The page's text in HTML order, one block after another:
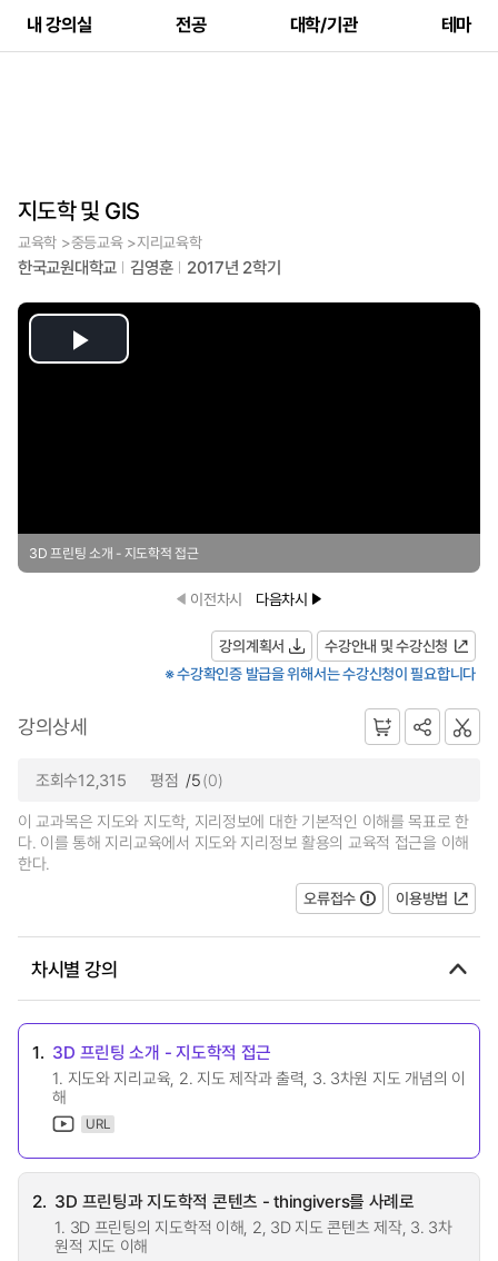
내 강의실 전공 대학/기관 테마
지도학 및 GIS
교육학 >중등교육 >지리교육학
한국교원대학교 김영훈 2017년 2학기
Play
3D 프린팅 소개 - 지도학적 접근
이전차시 다음차시
강의계획서
수강안내 및 수강신청
※ 수강확인증 발급을 위해서는 수강신청이 필요합니다
강의상세
조회수12,315 평점 /5(0)
이 교과목은 지도와 지도학, 지리정보에 대한 기본적인 이해를 목표로 한
다. 이를 통해 지리교육에서 지도와 지리정보 활용의 교육적 접근을 이해
한다.
오류접수
이용방법
차시별 강의
1. 3D 프린팅 소개 - 지도학적 접근
1. 지도와 지리교육, 2. 지도 제작과 출력, 3. 3차원 지도 개념의 이
해
URL
2. 3D 프린팅과 지도학적 콘텐츠 - thingivers를 사례로
1. 3D 프린팅의 지도학적 이해, 2, 3D 지도 콘텐츠 제작, 3. 3차
원적 지도 이해